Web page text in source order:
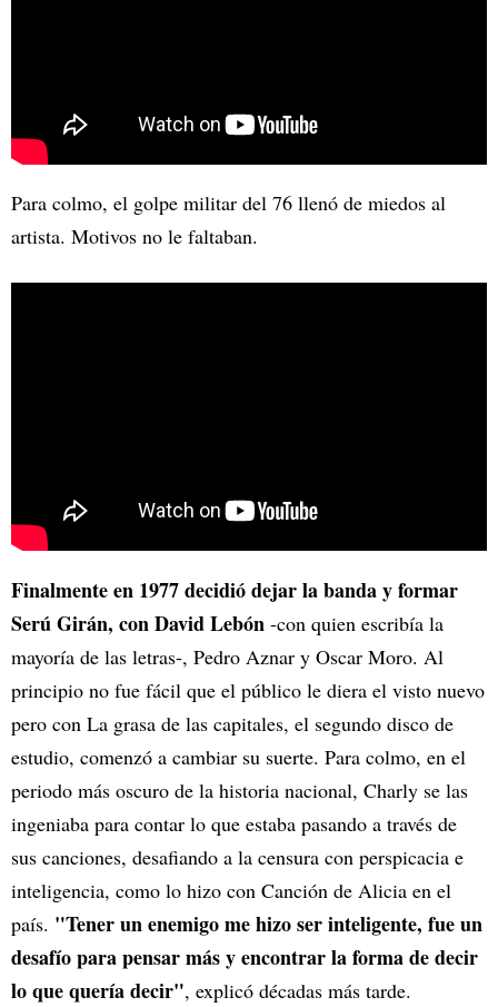
Para colmo, el golpe militar del 76 llenó de miedos al
artista. Motivos no le faltaban.
Finalmente en 1977 decidió dejar la banda y formar
Serú Girán, con David Lebón -con quien escribía la
mayoría de las letras-, Pedro Aznar y Oscar Moro. Al
principio no fue fácil que el público le diera el visto nuevo
pero con La grasa de las capitales, el segundo disco de
estudio, comenzó a cambiar su suerte. Para colmo, en el
periodo más oscuro de la historia nacional, Charly se las
ingeniaba para contar lo que estaba pasando a través de
sus canciones, desafiando a la censura con perspicacia e
inteligencia, como lo hizo con Canción de Alicia en el
país. "Tener un enemigo me hizo ser inteligente, fue un
desafío para pensar más y encontrar la forma de decir
lo que quería decir", explicó décadas más tarde.